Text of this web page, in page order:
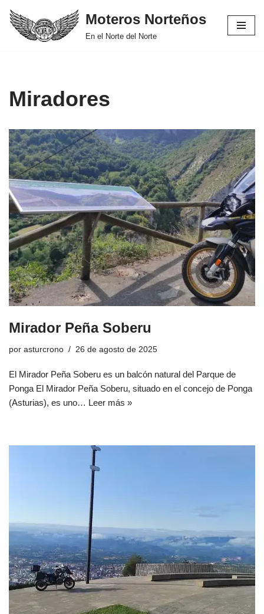
Saltar
Moteros Norteños
En el Norte del Norte
Miradores
Mirador Peña Soberu
por asturcrono 26 de agosto de 2025
El Mirador Peña Soberu es un balcón natural del Parque de
Ponga El Mirador Peña Soberu, situado en el concejo de Ponga
(Asturias), es uno… Leer más »